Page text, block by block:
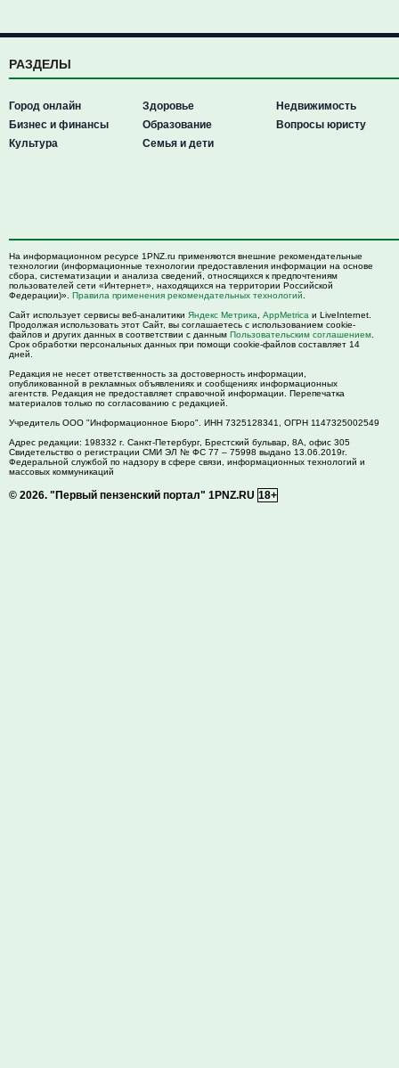
РАЗДЕЛЫ
Город онлайн
Бизнес и финансы
Культура
Здоровье
Образование
Семья и дети
Недвижимость
Вопросы юристу
На информационном ресурсе 1PNZ.ru применяются внешние рекомендательные
технологии (информационные технологии предоставления информации на основе
сбора, систематизации и анализа сведений, относящихся к предпочтениям
пользователей сети «Интернет», находящихся на территории Российской
Федерации)». Правила применения рекомендательных технологий
Сайт использует сервисы веб-аналитики Яндекс Метрика AppMetrica и LiveInternet.
Продолжая использовать этот Сайт, вы соглашаетесь с использованием cookie-
файлов и других данных в соответствии с данным Пользовательским соглашением
Срок обработки персональных данных при помощи cookie-файлов составляет 14
дней.
Редакция не несет ответственность за достоверность информации,
опубликованной в рекламных объявлениях и сообщениях информационных
агентств. Редакция не предоставляет справочной информации. Перепечатка
материалов только по согласованию с редакцией.
Учредитель ООО "Информационное Бюро". ИНН 7325128341, ОГРН 1147325002549
Адрес редакции: 198332 г. Санкт-Петербург, Брестский бульвар, 8А, офис 305
Свидетельство о регистрации СМИ ЭЛ № ФС 77 – 75998 выдано 13.06.2019г.
Федеральной службой по надзору в сфере связи, информационных технологий и
массовых коммуникаций
© 2026. "Первый пензенский портал" 1PNZ.RU 18+